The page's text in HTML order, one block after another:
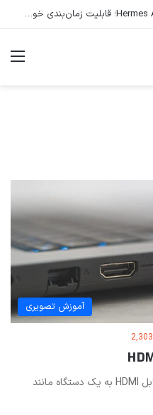
آموزش جامع Cron Job در Hermes Agent؛ قابلیت زمان‌بندی خودکار وظایف
آموزش تصویری
2,303
آیا وقتی لپ تاپ خود را با استفاده از کابل HDMI به یک دستگاه مانند